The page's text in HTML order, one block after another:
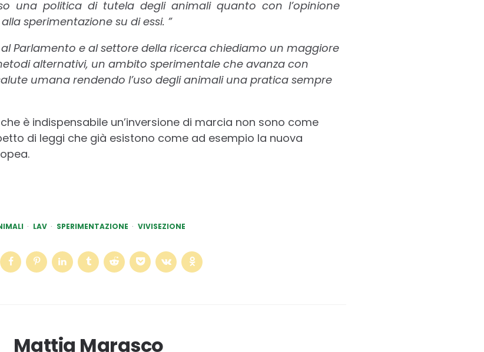
una politica di tutela degli animali quanto con l’opinione
sperimentazione su di essi. ”
al Parlamento e al settore della ricerca chiediamo un maggiore
alternativi, un ambito sperimentale che avanza con
umana rendendo l’uso degli animali una pratica sempre
è indispensabile un’inversione di marcia non sono come
di leggi che già esistono come ad esempio la nuova
LAV SPERIMENTAZIONE VIVISEZIONE
Mattia Marasco